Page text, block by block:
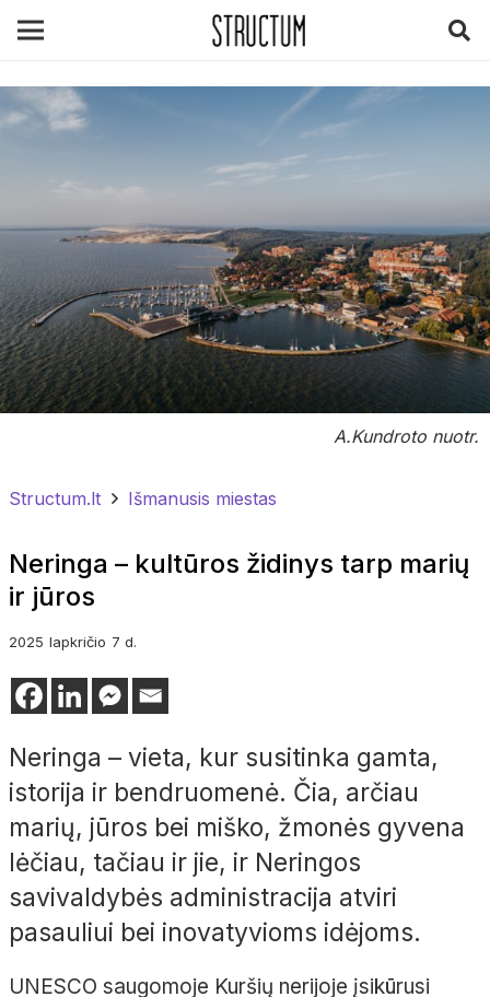
A.Kundroto nuotr.
Structum.lt Išmanusis miestas
Neringa – kultūros židinys tarp marių
ir jūros
2025 lapkričio 7 d.
Neringa – vieta, kur susitinka gamta,
istorija ir bendruomenė. Čia, arčiau
marių, jūros bei miško, žmonės gyvena
lėčiau, tačiau ir jie, ir Neringos
savivaldybės administracija atviri
pasauliui bei inovatyvioms idėjoms.
UNESCO saugomoje Kuršių nerijoje įsikūrusi